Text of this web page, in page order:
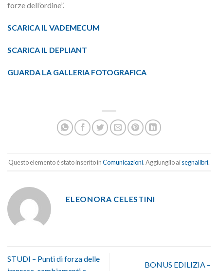
forze dell’ordine”.
SCARICA IL VADEMECUM
SCARICA IL DEPLIANT
GUARDA LA GALLERIA FOTOGRAFICA
Questo elemento è stato inserito inComunicazioni. Aggiungilo aisegnalibri.
ELEONORA CELESTINI
STUDI – Punti di forza delle
BONUS EDILIZIA –